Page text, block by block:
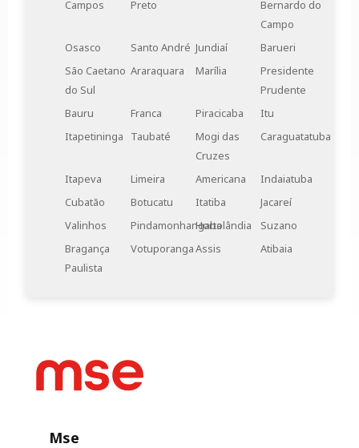
Campos
Preto
Bernardo do
Campo
Osasco
Santo André Jundiaí
Barueri
São Caetano
do Sul
Araraquara Marília
Presidente
Prudente
Bauru
Franca Piracicaba
Itu
Itapetininga
Taubaté
Mogi das
Cruzes
Caraguatatuba
Itapeva Limeira Americana
Indaiatuba
Cubatão
Botucatu Itatiba
Jacareí
Valinhos
PindamonhangabaHortolândia
Suzano
Bragança
Paulista
VotuporangaAssis Atibaia
Mse